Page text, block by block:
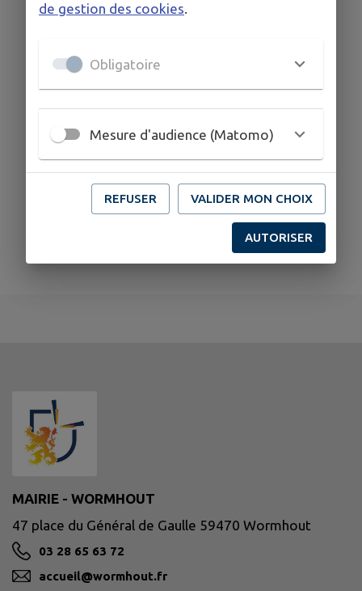
MAIRIE - WORMHOUT
47 place du Général de Gaulle 59470 Wormhout
03 28 65 63 72
accueil@wormhout.fr
de gestion des cookies.
Obligatoire
Mesure d'audience (Matomo)
REFUSER VALIDER MON CHOIX
AUTORISER